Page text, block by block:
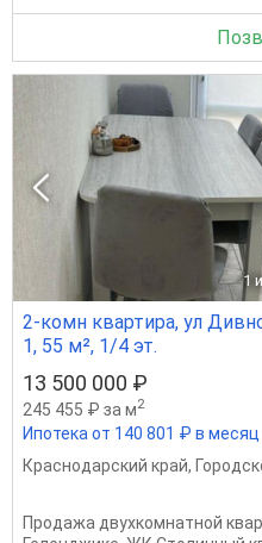
1
2-комн квартира, ул
1, 55 м², 1/4 эт.
13 500 000 ₽
245 455 ₽ за м2
Ипотека от 140 801 ₽ в месяц
Краснодарский край,
Продажа двухкомнатной